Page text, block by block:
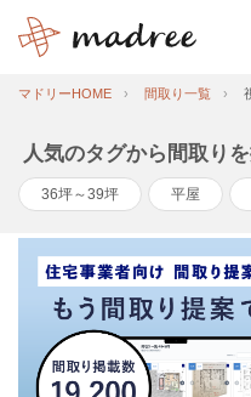
マドリーHOME 間取り一覧
人気のタグから間取り
36坪～39坪 平屋